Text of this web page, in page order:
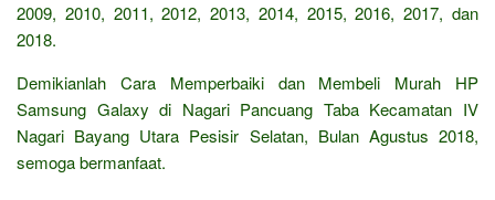
2009, 2010, 2011, 2012, 2013, 2014, 2015, 2016, 2017, dan
2018.
Demikianlah Cara Memperbaiki dan Membeli Murah HP
Samsung Galaxy di Nagari Pancuang Taba Kecamatan IV
Nagari Bayang Utara Pesisir Selatan, Bulan Agustus 2018,
semoga bermanfaat.